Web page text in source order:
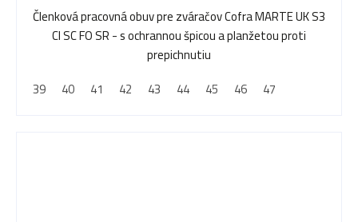
Členková pracovná obuv pre zváračov Cofra MARTE UK S3
CI SC FO SR - s ochrannou špicou a planžetou proti
prepichnutiu
39
40 41 42 43 44 45 46 47